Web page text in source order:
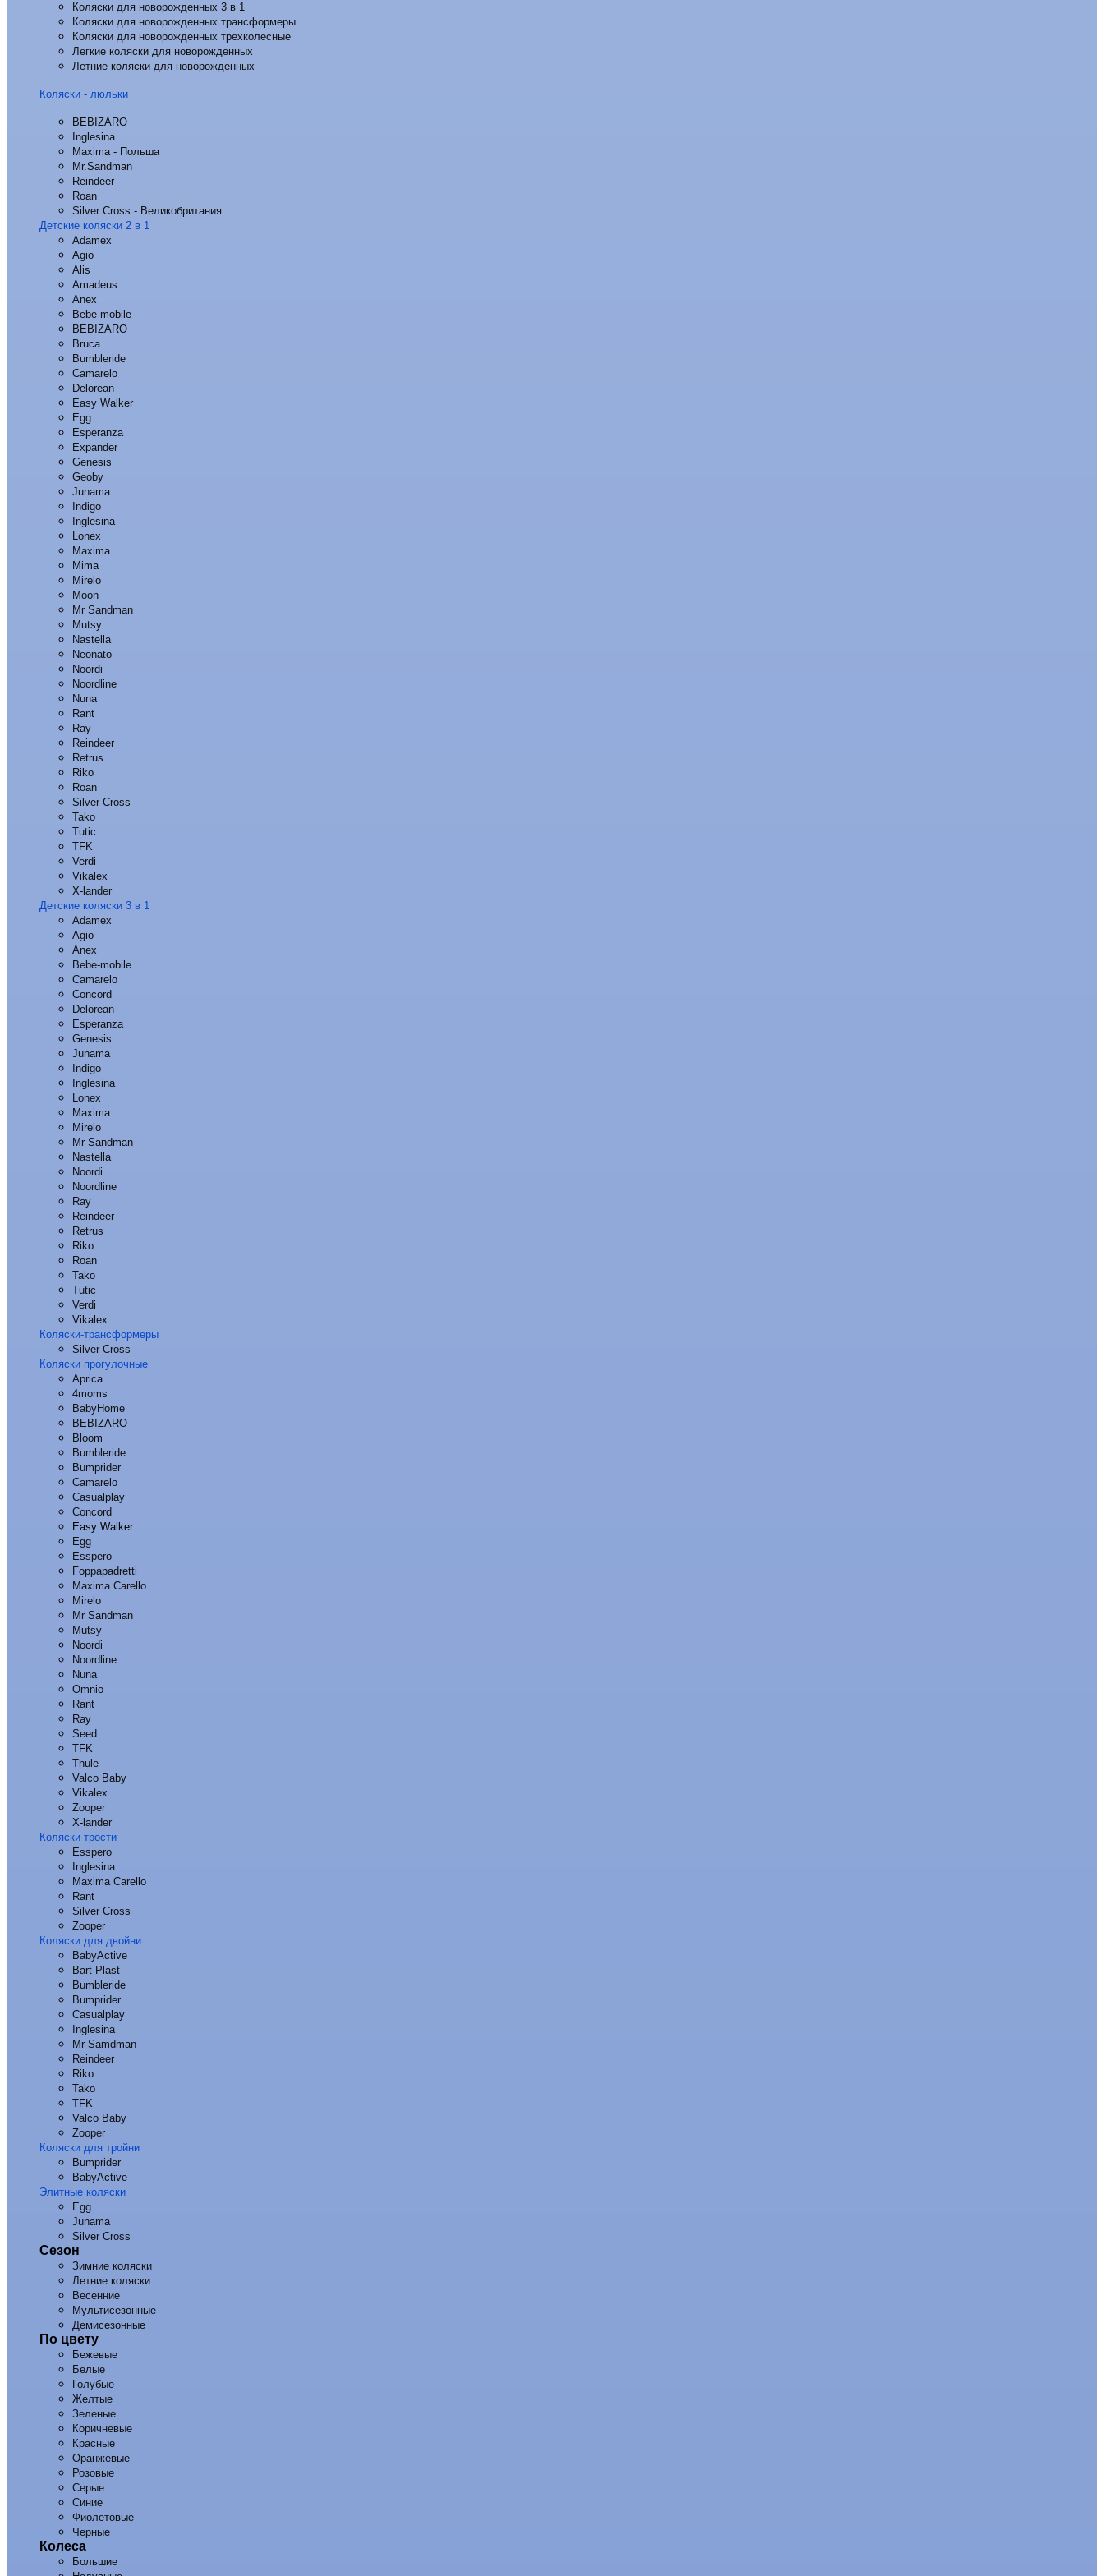
Коляски для новорожденных 3 в 1
Коляски для новорожденных трансформеры
Коляски для новорожденных трехколесные
Легкие коляски для новорожденных
Летние коляски для новорожденных
Коляски - люльки
BEBIZARO
Inglesina
Maxima - Польша
Mr.Sandman
Reindeer
Roan
Silver Cross - Великобритания
Детские коляски 2 в 1
Adamex
Agio
Alis
Amadeus
Anex
Bebe-mobile
BEBIZARO
Bruca
Bumbleride
Camarelo
Delorean
Easy Walker
Egg
Esperanza
Expander
Genesis
Geoby
Junama
Indigo
Inglesina
Lonex
Maxima
Mima
Mirelo
Moon
Mr Sandman
Mutsy
Nastella
Neonato
Noordi
Noordline
Nuna
Rant
Ray
Reindeer
Retrus
Riko
Roan
Silver Cross
Tako
Tutic
TFK
Verdi
Vikalex
X-lander
Детские коляски 3 в 1
Adamex
Agio
Anex
Bebe-mobile
Camarelo
Concord
Delorean
Esperanza
Genesis
Junama
Indigo
Inglesina
Lonex
Maxima
Mirelo
Mr Sandman
Nastella
Noordi
Noordline
Ray
Reindeer
Retrus
Riko
Roan
Tako
Tutic
Verdi
Vikalex
Коляски-трансформеры
Silver Cross
Коляски прогулочные
Aprica
4moms
BabyHome
BEBIZARO
Bloom
Bumbleride
Bumprider
Camarelo
Casualplay
Concord
Easy Walker
Egg
Esspero
Foppapadretti
Maxima Carello
Mirelo
Mr Sandman
Mutsy
Noordi
Noordline
Nuna
Omnio
Rant
Ray
Seed
TFK
Thule
Valco Baby
Vikalex
Zooper
X-lander
Коляски-трости
Esspero
Inglesina
Maxima Carello
Rant
Silver Cross
Zooper
Коляски для двойни
BabyActive
Bart-Plast
Bumbleride
Bumprider
Casualplay
Inglesina
Mr Samdman
Reindeer
Riko
Tako
TFK
Valco Baby
Zooper
Коляски для тройни
Bumprider
BabyActive
Элитные коляски
Egg
Junama
Silver Cross
Сезон
Зимние коляски
Летние коляски
Весенние
Мультисезонные
Демисезонные
По цвету
Бежевые
Белые
Голубые
Желтые
Зеленые
Коричневые
Красные
Оранжевые
Розовые
Серые
Синие
Фиолетовые
Черные
Колеса
Большие